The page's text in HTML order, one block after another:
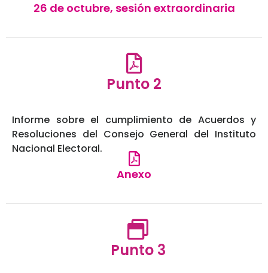
26 de octubre, sesión extraordinaria
Punto 2
Informe sobre el cumplimiento de Acuerdos y
Resoluciones del Consejo General del Instituto
Nacional Electoral.
Anexo
Punto 3